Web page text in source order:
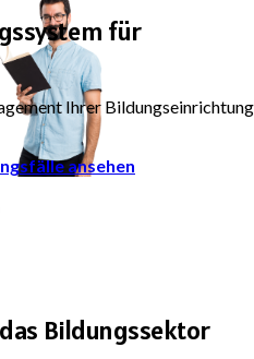
für
Ihrer
ansehen
Bildungssektor